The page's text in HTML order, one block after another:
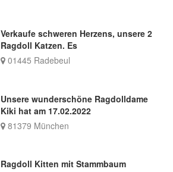
Verkaufe schweren Herzens, unsere 2
Ragdoll Katzen. Es
01445 Radebeul
Unsere wunderschöne Ragdolldame
Kiki hat am 17.02.2022
81379 München
Ragdoll Kitten mit Stammbaum